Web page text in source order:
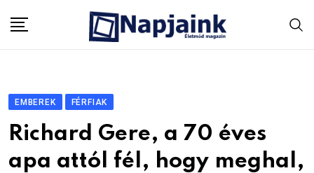
EMBEREK FÉRFIAK
Richard Gere, a 70 éves
apa attól fél, hogy meghal,